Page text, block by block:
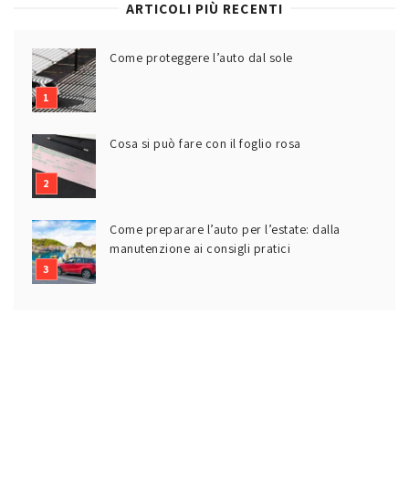
ARTICOLI PIÙ RECENTI
Come proteggere l’auto dal sole
Cosa si può fare con il foglio rosa
Come preparare l’auto per l’estate: dalla
manutenzione ai consigli pratici